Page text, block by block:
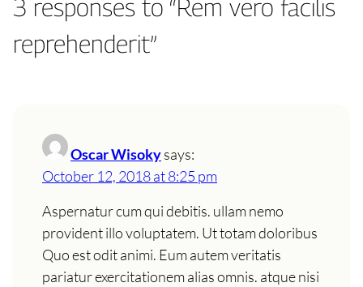
3 responses to “Rem vero facilis
reprehenderit”
Oscar Wisokysays:
October 12, 2018 at 8:25 pm
Aspernatur cum qui debitis. ullam nemo
provident illo voluptatem. Ut totam doloribus
Quo est odit animi. Eum autem veritatis
pariatur exercitationem alias omnis. atque nisi